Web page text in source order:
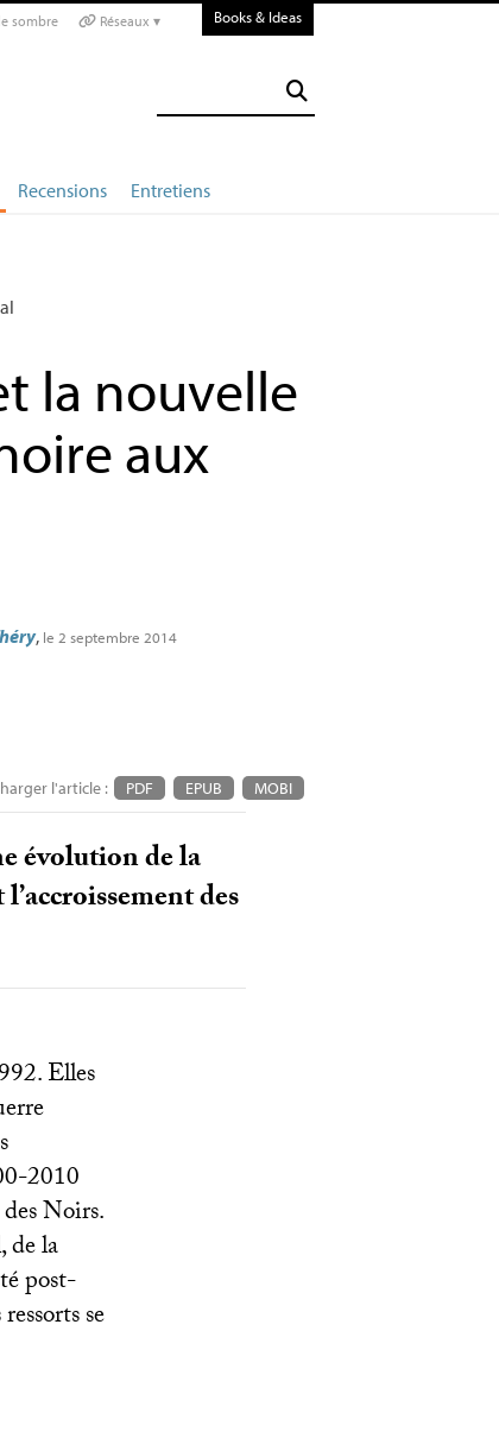
sombre Réseaux ▾ Books & Ideas
Recensions Entretiens
la nouvelle
aux
, le 2 septembre 2014
l'article : PDF EPUB MOBI
évolution de la
des
Elles
2010
Noirs.
de la
post-
se